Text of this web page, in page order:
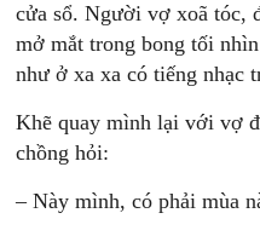
cửa sổ. Người vợ xoã tóc,
mở mắt trong bong tối
như ở xa xa có tiếng nhạc
Khẽ quay mình lại với vợ
chồng hỏi:
– Này mình, có phải mùa